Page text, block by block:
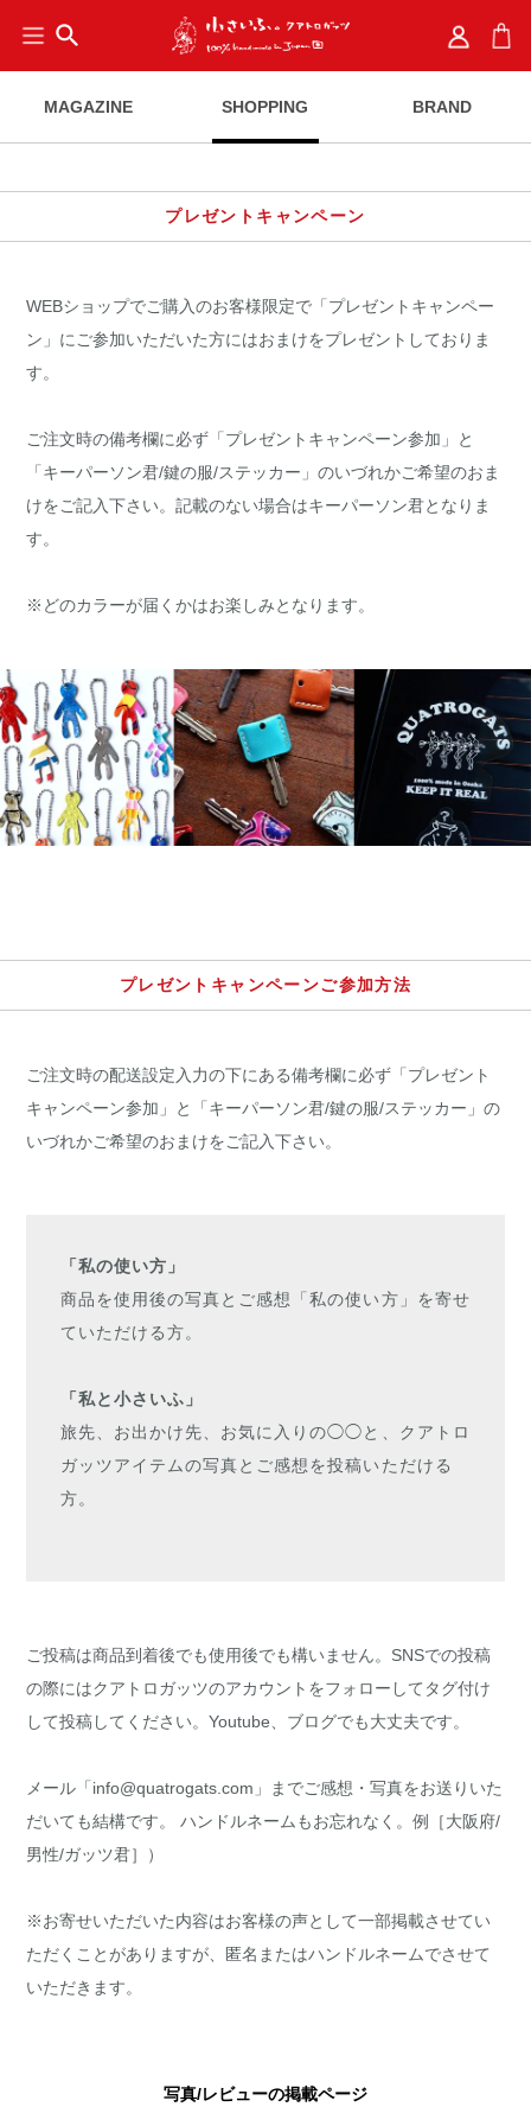
search
MAGAZINE SHOPPING BRAND
プレゼントキャンペーン
WEBショップでご購入のお客様限定で「プレゼントキャンペー
ン」にご参加いただいた方にはおまけをプレゼントしておりま
す。
ご注文時の備考欄に必ず「プレゼントキャンペーン参加」と
「キーパーソン君/鍵の服/ステッカー」のいづれかご希望のおま
けをご記入下さい。記載のない場合はキーパーソン君となりま
す。
※どのカラーが届くかはお楽しみとなります。
プレゼントキャンペーンご参加方法
ご注文時の配送設定入力の下にある備考欄に必ず「プレゼント
キャンペーン参加」と「キーパーソン君/鍵の服/ステッカー」の
いづれかご希望のおまけをご記入下さい。
「私の使い方」
商品を使用後の写真とご感想「私の使い方」を寄せ
ていただける方。
「私と小さいふ」
旅先、お出かけ先、お気に入りの◯◯と、クアトロ
ガッツアイテムの写真とご感想を投稿いただける
方。
ご投稿は商品到着後でも使用後でも構いません。SNSでの投稿
の際にはクアトロガッツのアカウントをフォローしてタグ付け
して投稿してください。Youtube、ブログでも大丈夫です。
メール「info@quatrogats.com」までご感想・写真をお送りいた
だいても結構です。 ハンドルネームもお忘れなく。例［大阪府/
男性/ガッツ君］）
※お寄せいただいた内容はお客様の声として一部掲載させてい
ただくことがありますが、匿名またはハンドルネームでさせて
いただきます。
写真/レビューの掲載ページ